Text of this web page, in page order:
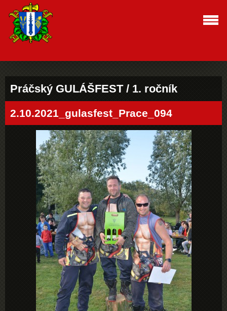
Práčský GULÁŠFEST / 1. ročník
2.10.2021_gulasfest_Prace_094